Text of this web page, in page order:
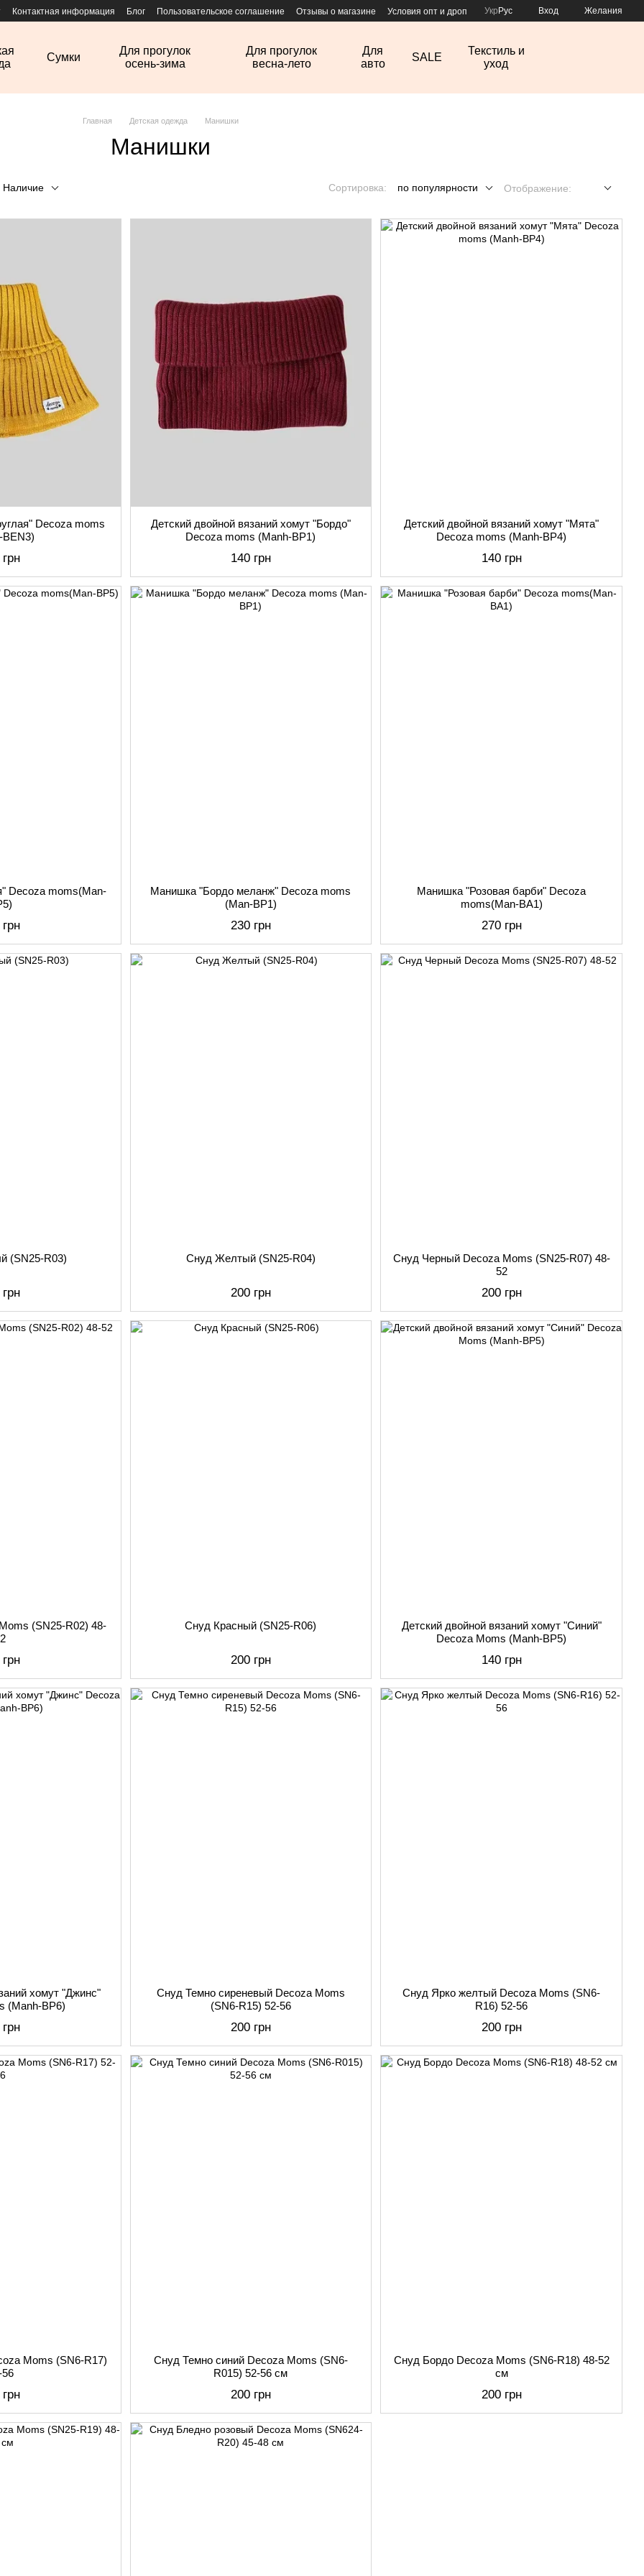
Контактная информация Блог Пользовательское соглашение Отзывы о магазине Условия опт и дроп Укр Рус Вход Желания
Сумки
Для прогулок
осень-зима
Для прогулок
весна-лето
Для
авто
SALE
Текстиль и
уход
Главная Детская одежда Манишки
Манишки
Наличие Сортировка: по популярности Отображение:
Decoza moms
Детский двойной вязаний хомут "Бордо"
Decoza moms (Manh-BP1)
140 грн
Детский двойной вязаний хомут "Мята"
Decoza moms (Manh-BP4)
140 грн
Decoza moms(Man-
Манишка "Бордо меланж" Decoza moms
(Man-BP1)
230 грн
Манишка "Розовая барби" Decoza
moms(Man-BA1)
270 грн
(SN25-R03) Снуд Желтый (SN25-R04)
200 грн
Снуд Черный Decoza Moms (SN25-R07) 48-
52
200 грн
(SN25-R02) 48-
Снуд Красный (SN25-R06)
200 грн
Детский двойной вязаний хомут "Синий"
Decoza Moms (Manh-BP5)
140 грн
хомут "Джинс"
(Manh-BP6)
Снуд Темно сиреневый Decoza Moms
(SN6-R15) 52-56
200 грн
Снуд Ярко желтый Decoza Moms (SN6-
R16) 52-56
200 грн
Moms (SN6-R17)
Снуд Темно синий Decoza Moms (SN6-
R015) 52-56 см
200 грн
Снуд Бордо Decoza Moms (SN6-R18) 48-52
см
200 грн